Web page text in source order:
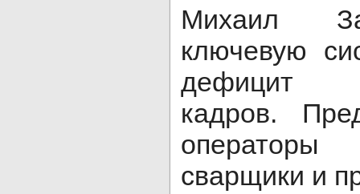
Михаил
ключевую
дефицит
кадров.
сварщики и